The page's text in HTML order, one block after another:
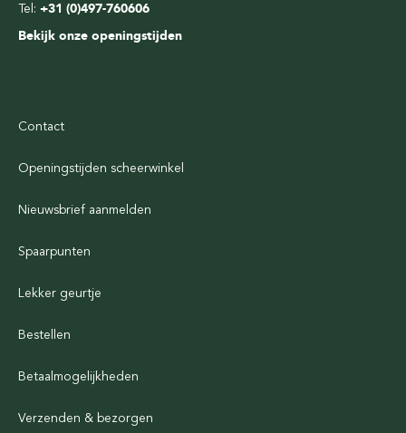
Tel: +31 (0)497-760606
Bekijk onze openingstijden
Contact
Openingstijden scheerwinkel
Nieuwsbrief aanmelden
Spaarpunten
Lekker geurtje
Bestellen
Betaalmogelijkheden
Verzenden & bezorgen